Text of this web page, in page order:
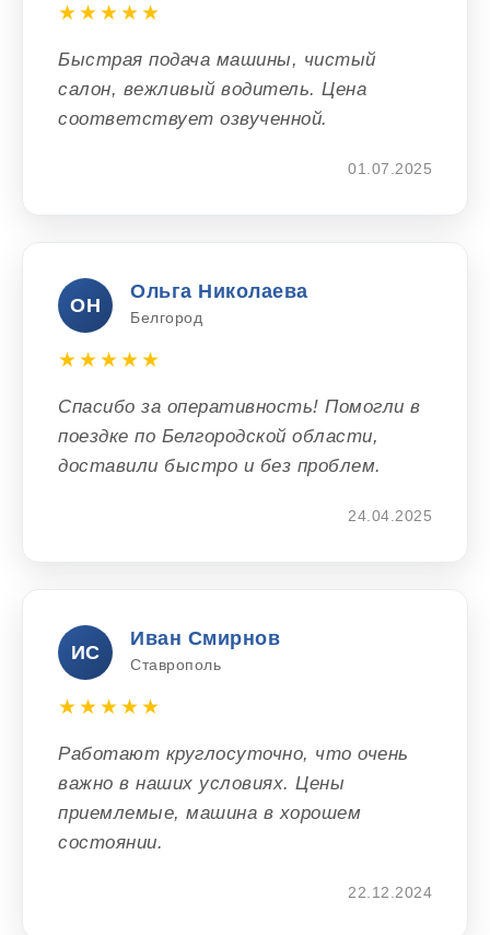
★★★★★
Быстрая подача машины, чистый
салон, вежливый водитель. Цена
соответствует озвученной.
01.07.2025
ОН
Ольга Николаева
Белгород
★★★★★
Спасибо за оперативность! Помогли в
поездке по Белгородской области,
доставили быстро и без проблем.
24.04.2025
ИС
Иван Смирнов
Ставрополь
★★★★★
Работают круглосуточно, что очень
важно в наших условиях. Цены
приемлемые, машина в хорошем
состоянии.
22.12.2024